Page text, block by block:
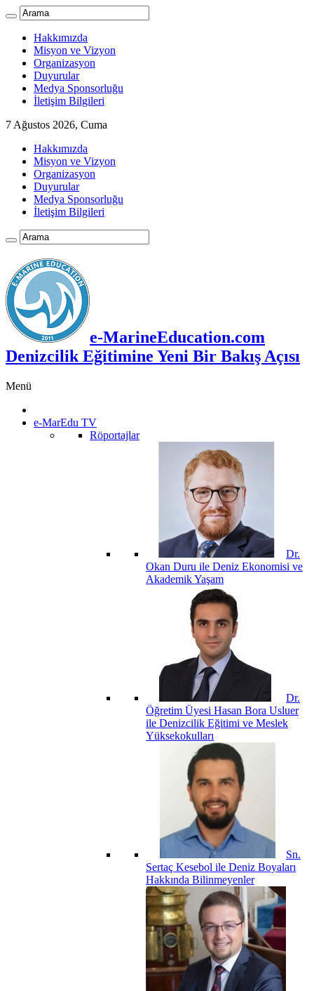
Hakkımızda
Misyon ve Vizyon
Organizasyon
Duyurular
Medya Sponsorluğu
İletişim Bilgileri
7 Ağustos 2026, Cuma
Hakkımızda
Misyon ve Vizyon
Organizasyon
Duyurular
Medya Sponsorluğu
İletişim Bilgileri
e-MarineEducation.com
Denizcilik Eğitimine Yeni Bir Bakış Açısı
Menü
e-MarEdu TV
Röportajlar
Dr.
Okan Duru ile Deniz Ekonomisi ve
Akademik Yaşam
Dr.
Öğretim Üyesi Hasan Bora Usluer
ile Denizcilik Eğitimi ve Meslek
Yüksekokulları
Sn.
Sertaç Kesebol ile Deniz Boyaları
Hakkında Bilinmeyenler